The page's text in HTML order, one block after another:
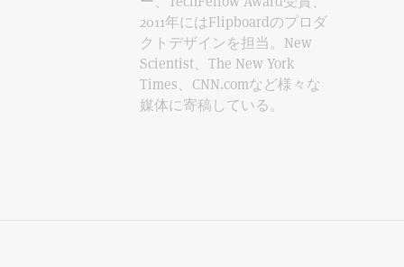
2011年にはFlipboardのプロダ
クトデザインを担当。New
Scientist、The New York
Times、CNN.comなど様々な
媒体に寄稿している。